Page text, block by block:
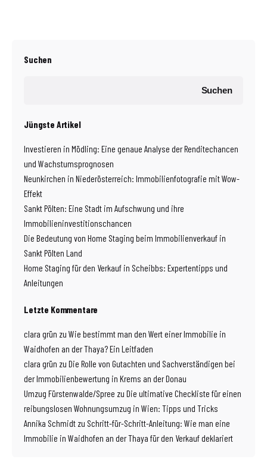
Suchen
Suchen
Jüngste Artikel
Investieren in Mödling: Eine genaue Analyse der Renditechancen
und Wachstumsprognosen
Neunkirchen in Niederösterreich: Immobilienfotografie mit Wow-
Effekt
Sankt Pölten: Eine Stadt im Aufschwung und ihre
Immobilieninvestitionschancen
Die Bedeutung von Home Staging beim Immobilienverkauf in
Sankt Pölten Land
Home Staging für den Verkauf in Scheibbs: Expertentipps und
Anleitungen
Letzte Kommentare
clara grün zu Wie bestimmt man den Wert einer Immobilie in
Waidhofen an der Thaya? Ein Leitfaden
clara grün zu Die Rolle von Gutachten und Sachverständigen bei
der Immobilienbewertung in Krems an der Donau
Umzug Fürstenwalde/Spree zu Die ultimative Checkliste für einen
reibungslosen Wohnungsumzug in Wien: Tipps und Tricks
Annika Schmidt zu Schritt-für-Schritt-Anleitung: Wie man eine
Immobilie in Waidhofen an der Thaya für den Verkauf deklariert